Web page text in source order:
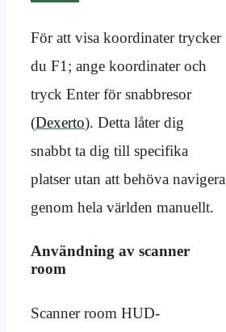
För att visa koordinater trycker
du F1; ange koordinater och
tryck Enter för snabbresor
(Dexerto). Detta låter dig
snabbt ta dig till specifika
platser utan att behöva navigera
genom hela världen manuellt.
Användning av scanner
room
Scanner room HUD-